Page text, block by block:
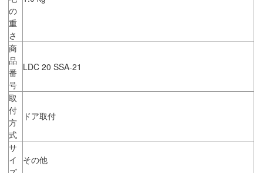
の
重
さ
商
品
番
号
LDC 20 SSA-21
取
付
方
式
ドア取付
サ
イ
その他